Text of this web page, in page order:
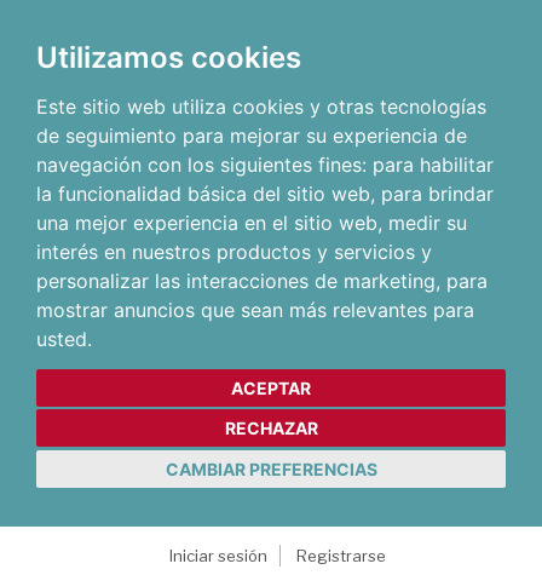
Utilizamos cookies
Este sitio web utiliza cookies y otras tecnologías
de seguimiento para mejorar su experiencia de
navegación con los siguientes fines: para habilitar
la funcionalidad básica del sitio web, para brindar
una mejor experiencia en el sitio web, medir su
interés en nuestros productos y servicios y
personalizar las interacciones de marketing, para
mostrar anuncios que sean más relevantes para
usted.
ACEPTAR
RECHAZAR
CAMBIAR PREFERENCIAS
Iniciar sesión
Registrarse